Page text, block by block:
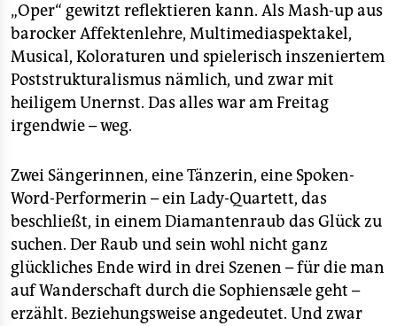
„Oper“ gewitzt reflektieren kann. Als Mash-up aus
barocker Affektenlehre, Multimediaspektakel,
Musical, Koloraturen und spielerisch inszeniertem
Poststrukturalismus nämlich, und zwar mit
heiligem Unernst. Das alles war am Freitag
irgendwie – weg.
Zwei Sängerinnen, eine Tänzerin, eine Spoken-
Word-Performerin – ein Lady-Quartett, das
beschließt, in einem Diamantenraub das Glück zu
suchen. Der Raub und sein wohl nicht ganz
glückliches Ende wird in drei Szenen – für die man
auf Wanderschaft durch die Sophiensæle geht –
erzählt. Beziehungsweise angedeutet. Und zwar